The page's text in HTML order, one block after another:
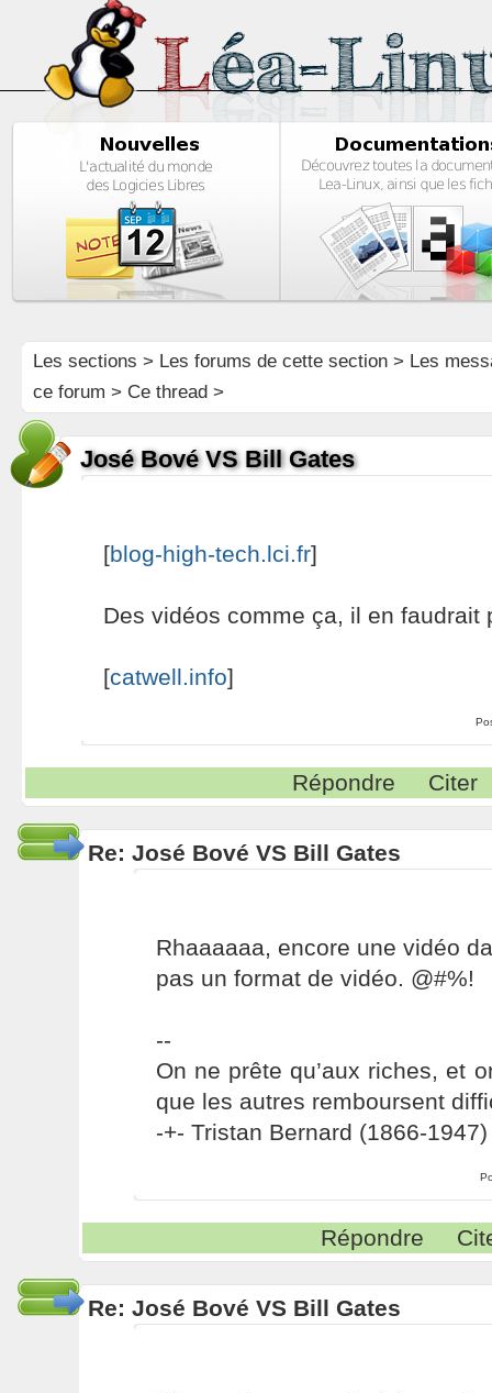
Les sections > Les forums de cette section> Les
ce forum > Ce thread >
José Bové VS Bill Gates
[blog-high-tech.lci.fr]
Des vidéos comme ça, il en faudrait
[catwell.info]
Répondre Citer
Re: José Bové VS Bill Gates
Rhaaaaaa, encore une vidéo
pas un format de vidéo. @#%!
--
On ne prête qu’aux riches, et
que les autres remboursent
-+- Tristan Bernard (1866-1947)
Répondre
Re: José Bové VS Bill Gates